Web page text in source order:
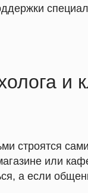
и
строятся
или
а если